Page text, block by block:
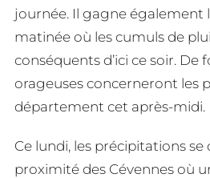
journée. Il gagne également
matinée où les cumuls de
conséquents d’ici ce soir. De
orageuses concerneront les
département cet après-midi.
Ce lundi, les précipitations se
proximité des Cévennes où